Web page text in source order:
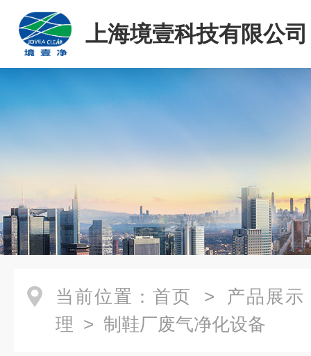
上海境壹科技有限公司
当前位置： 首页 > 产品展示
理 > 制鞋厂废气净化设备